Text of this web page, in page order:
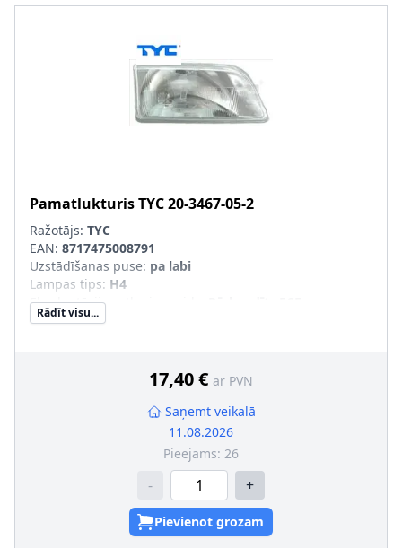
PamatlukturisTYC20-3467-05-2
Ražotājs: TYC
EAN: 8717475008791
Uzstādīšanas puse: pa labi
Lampas tips: H4
Ekspluatācijas atļaujas veids
Tr. līdzekļa aprīkojums
Rādīt visu...
17,40 € ar PVN
Saņemt veikalā
11.08.2026
Pieejams: 26
- +
Pievienot grozam